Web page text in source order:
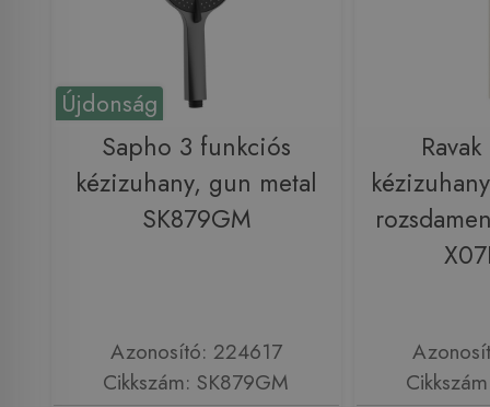
Újdonság
Sapho 3 funkciós
kézizuhany, gun metal
SK879GM
Azonosító: 224617
Cikkszám: SK879GM